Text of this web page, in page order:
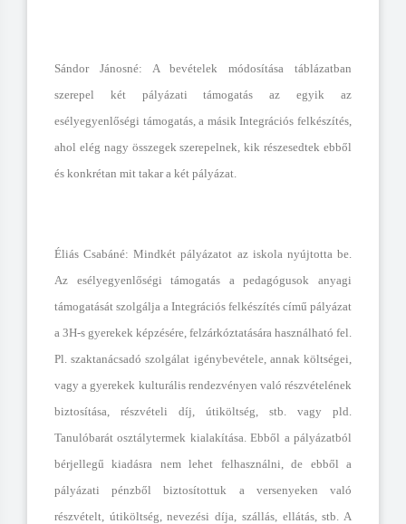
Sándor Jánosné: A bevételek módosítása táblázatban
szerepel két pályázati támogatás az egyik az
esélyegyenlőségi támogatás, a másik Integrációs felkészítés,
ahol elég nagy összegek szerepelnek, kik részesedtek ebből
és konkrétan mit takar a két pályázat.
ÉliásCsabáné: Mindkét pályázatot az iskola nyújtotta be.
Az esélyegyenlőségi támogatás a pedagógusok anyagi
támogatását szolgálja a Integrációs felkészítés című pályázat
a 3H-s gyerekek képzésére, felzárkóztatására használható fel.
Pl. szaktanácsadó szolgálat igénybevétele, annak költségei,
vagy a gyerekek kulturális rendezvényen való részvételének
biztosítása, részvételi díj, útiköltség, stb. vagy pld.
Tanulóbarát osztálytermek kialakítása. Ebből a pályázatból
bérjellegű kiadásra nem lehet felhasználni, de ebből a
pályázati pénzből biztosítottuk a versenyeken való
részvételt, útiköltség, nevezési díja, szállás, ellátás, stb. A